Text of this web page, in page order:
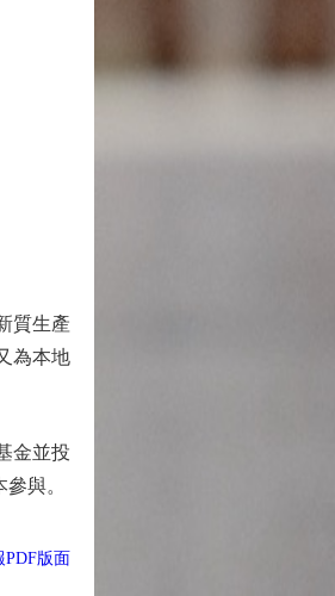
質生產
為本地
金並投
與。
PDF版面